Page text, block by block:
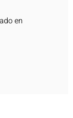
en